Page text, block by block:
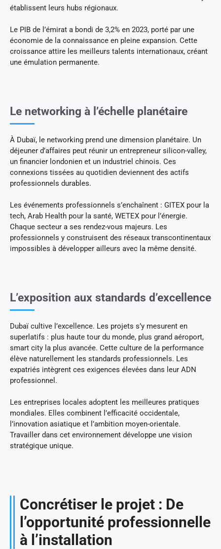
établissent leurs hubs régionaux.
Le PIB de l’émirat a bondi de 3,2% en 2023, porté par une
économie de la connaissance en pleine expansion. Cette
croissance attire les meilleurs talents internationaux, créant
une émulation permanente.
Le networking à l’échelle planétaire
À Dubaï, le networking prend une dimension planétaire. Un
déjeuner d’affaires peut réunir un entrepreneur silicon-valley,
un financier londonien et un industriel chinois. Ces
connexions tissées au quotidien deviennent des actifs
professionnels durables.
Les événements professionnels s’enchaînent : GITEX pour la
tech, Arab Health pour la santé, WETEX pour l’énergie.
Chaque secteur a ses rendez-vous majeurs. Les
professionnels y construisent des réseaux transcontinentaux
impossibles à développer ailleurs avec la même densité.
L’exposition aux standards d’excellence
Dubaï cultive l’excellence. Les projets s’y mesurent en
superlatifs : plus haute tour du monde, plus grand aéroport,
smart city la plus avancée. Cette culture de la performance
élève naturellement les standards professionnels. Les
expatriés intègrent ces exigences élevées dans leur ADN
professionnel.
Les entreprises locales adoptent les meilleures pratiques
mondiales. Elles combinent l’efficacité occidentale,
l’innovation asiatique et l’ambition moyen-orientale.
Travailler dans cet environnement développe une vision
stratégique unique.
Concrétiser le projet : De
l’opportunité professionnelle
à l’installation